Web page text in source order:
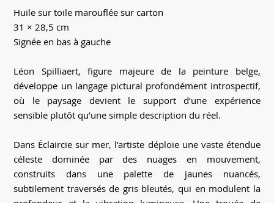
Huile sur toile marouflée sur carton
31 × 28,5 cm
Signée en bas à gauche
Léon Spilliaert, figure majeure de la peinture belge,
développe un langage pictural profondément introspectif,
où le paysage devient le support d’une expérience
sensible plutôt qu’une simple description du réel.
Dans Éclaircie sur mer, l’artiste déploie une vaste étendue
céleste dominée par des nuages en mouvement,
construits dans une palette de jaunes nuancés,
subtilement traversés de gris bleutés, qui en modulent la